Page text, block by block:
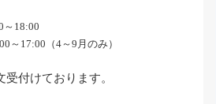
18:00
～17:00（4～9月のみ）
付けております。